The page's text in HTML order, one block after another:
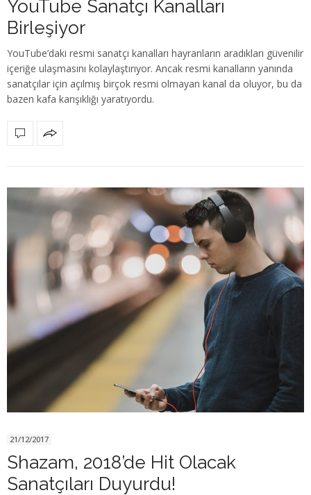
YouTube Sanatçı Kanalları
Birleşiyor
YouTube’daki resmi sanatçı kanalları hayranların aradıkları güvenilir
içeriğe ulaşmasını kolaylaştırıyor. Ancak resmi kanalların yanında
sanatçılar için açılmış birçok resmi olmayan kanal da oluyor, bu da
bazen kafa karışıklığı yaratıyordu.
21/12/2017
Shazam, 2018’de Hit Olacak
Sanatçıları Duyurdu!